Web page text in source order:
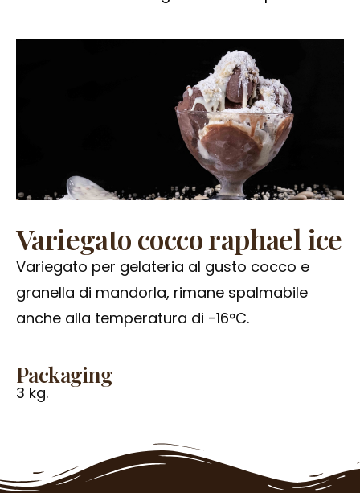
Variegato cocco raphael ice
Variegato per gelateria al gusto cocco e
granella di mandorla, rimane spalmabile
anche alla temperatura di -16°C.
Packaging
3 kg.